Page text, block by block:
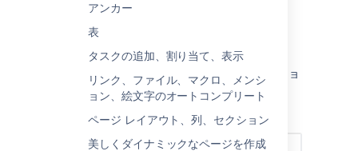
アンカー
表
タスクの追加、割り当て、表示
リンク、ファイル、マクロ、メンシ
ョン、絵文字のオートコンプリート
ページ レイアウト、列、セクション
美しくダイナミックなページを作成
対象のページに移動し、
その他のオプション
ページ履歴
] を選択します。
バージョン番号を選択して、そのバージョ
ンのコンテンツを表示します。
スクリーンショット：ページ履歴